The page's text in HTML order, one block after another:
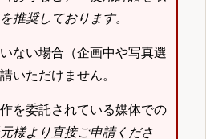
推奨しております。
ない場合（企画中や写真選
いただけません。
を委託されている媒体での
様より直接ご申請くださ